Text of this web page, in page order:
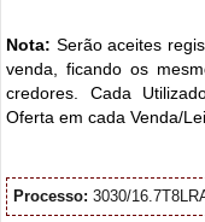
Nota: Serão aceites
venda, ficando os
credores. Cada
Oferta em cada Venda/
Processo: 3030/